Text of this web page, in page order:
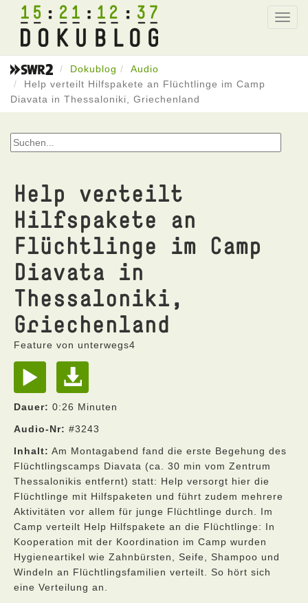
15 21 12 37
Dokublog
Audio
Help verteilt Hilfspakete an Flüchtlinge im Camp
Diavata in Thessaloniki, Griechenland
Help verteilt
Hilfspakete an
Flüchtlinge im Camp
Diavata in
Thessaloniki,
Griechenland
Feature von unterwegs4
Dauer: 0:26 Minuten
Audio-Nr: #3243
Inhalt: Am Montagabend fand die erste Begehung des
Flüchtlingscamps Diavata (ca. 30 min vom Zentrum
Thessalonikis entfernt) statt: Help versorgt hier die
Flüchtlinge mit Hilfspaketen und führt zudem mehrere
Aktivitäten vor allem für junge Flüchtlinge durch. Im
Camp verteilt Help Hilfspakete an die Flüchtlinge: In
Kooperation mit der Koordination im Camp wurden
Hygieneartikel wie Zahnbürsten, Seife, Shampoo und
Windeln an Flüchtlingsfamilien verteilt. So hört sich
eine Verteilung an.